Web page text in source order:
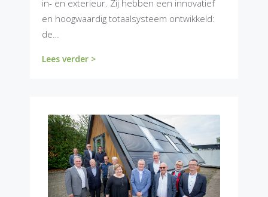
in- en exterieur. Zij hebben een innovatief
en hoogwaardig totaalsysteem ontwikkeld:
de…
Lees verder >